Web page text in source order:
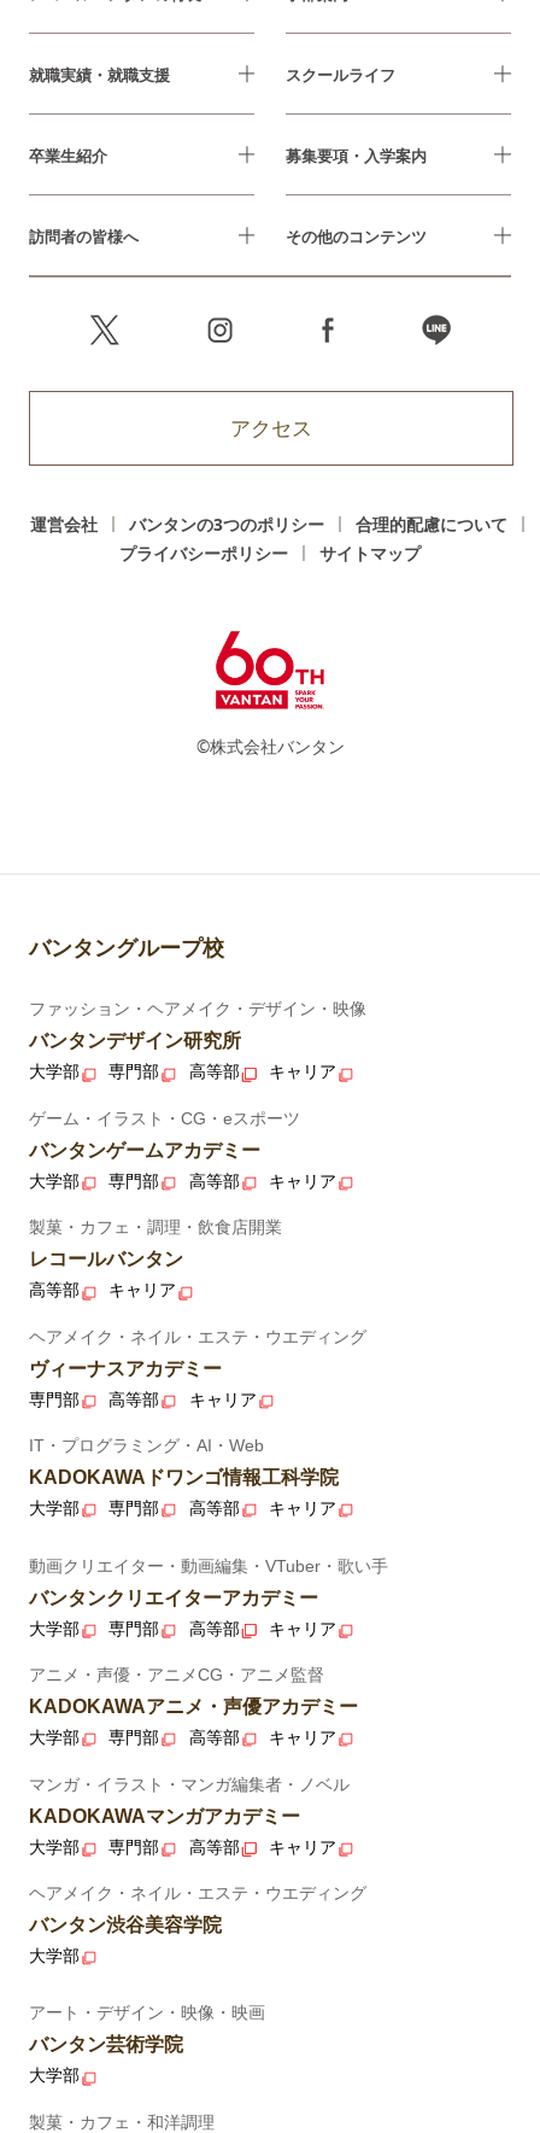
就職実績・就職支援 スクールライフ
卒業生紹介 募集要項・入学案内
訪問者の皆様へ その他のコンテンツ
アクセス
運営会社 バンタンの3つのポリシー
合理的配慮について
プライバシーポリシー
サイトマップ
©株式会社バンタン
バンタングループ校
ファッション・ヘアメイク・デザイン・映像
バンタンデザイン研究所
大学部 専門部 高等部 キャリア
ゲーム・イラスト・CG・eスポーツ
バンタンゲームアカデミー
大学部 専門部 高等部 キャリア
製菓・カフェ・調理・飲食店開業
レコールバンタン
高等部 キャリア
ヘアメイク・ネイル・エステ・ウエディング
ヴィーナスアカデミー
専門部 高等部 キャリア
IT・プログラミング・AI・Web
KADOKAWAドワンゴ情報工科学院
大学部 専門部 高等部 キャリア
動画クリエイター・動画編集・VTuber・歌い手
バンタンクリエイターアカデミー
大学部 専門部 高等部 キャリア
アニメ・声優・アニメCG・アニメ監督
KADOKAWAアニメ・声優アカデミー
大学部 専門部 高等部 キャリア
マンガ・イラスト・マンガ編集者・ノベル
KADOKAWAマンガアカデミー
大学部 専門部 高等部 キャリア
ヘアメイク・ネイル・エステ・ウエディング
バンタン渋谷美容学院
大学部
アート・デザイン・映像・映画
バンタン芸術学院
大学部
製菓・カフェ・和洋調理